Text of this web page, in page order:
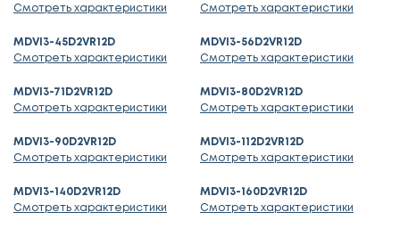
Смотреть характеристики
Смотреть характеристики
MDVI3-45D2VR12D
Смотреть характеристики
MDVI3-56D2VR12D
Смотреть характеристики
MDVI3-71D2VR12D
Смотреть характеристики
MDVI3-80D2VR12D
Смотреть характеристики
MDVI3-90D2VR12D
Смотреть характеристики
MDVI3-112D2VR12D
Смотреть характеристики
MDVI3-140D2VR12D
Смотреть характеристики
MDVI3-160D2VR12D
Смотреть характеристики